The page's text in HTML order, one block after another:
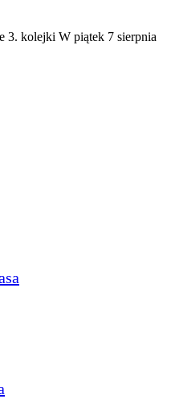
3. kolejki W piątek 7 sierpnia